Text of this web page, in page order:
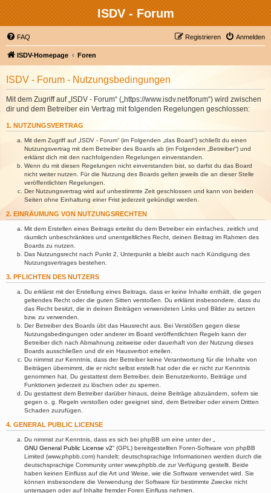
ISDV - Forum
FAQ Anmelden
Registrieren
ISDV-Homepage Foren
ISDV - Forum - Nutzungsbedingungen
Mit dem Zugriff auf „ISDV - Forum“ („https://www.isdv.net/forum“) wird zwischen
dir und dem Betreiber ein Vertrag mit folgenden Regelungen geschlossen:
1. NUTZUNGSVERTRAG
Mit dem Zugriff auf „ISDV - Forum“ (im Folgenden „das Board“) schließt du einen
Nutzungsvertrag mit dem Betreiber des Boards ab (im Folgenden „Betreiber“) und
erklärst dich mit den nachfolgenden Regelungen einverstanden.
Wenn du mit diesen Regelungen nicht einverstanden bist, so darfst du das Board
nicht weiter nutzen. Für die Nutzung des Boards gelten jeweils die an dieser Stelle
veröffentlichten Regelungen.
Der Nutzungsvertrag wird auf unbestimmte Zeit geschlossen und kann von beiden
Seiten ohne Einhaltung einer Frist jederzeit gekündigt werden.
2. EINRÄUMUNG VON NUTZUNGSRECHTEN
Mit dem Erstellen eines Beitrags erteilst du dem Betreiber ein einfaches, zeitlich und
räumlich unbeschränktes und unentgeltliches Recht, deinen Beitrag im Rahmen des
Boards zu nutzen.
Das Nutzungsrecht nach Punkt 2, Unterpunkt a bleibt auch nach Kündigung des
Nutzungsvertrages bestehen.
3. PFLICHTEN DES NUTZERS
Du erklärst mit der Erstellung eines Beitrags, dass er keine Inhalte enthält, die gegen
geltendes Recht oder die guten Sitten verstoßen. Du erklärst insbesondere, dass du
das Recht besitzt, die in deinen Beiträgen verwendeten Links und Bilder zu setzen
bzw. zu verwenden.
Der Betreiber des Boards übt das Hausrecht aus. Bei Verstößen gegen diese
Nutzungsbedingungen oder anderer im Board veröffentlichten Regeln kann der
Betreiber dich nach Abmahnung zeitweise oder dauerhaft von der Nutzung dieses
Boards ausschließen und dir ein Hausverbot erteilen.
Du nimmst zur Kenntnis, dass der Betreiber keine Verantwortung für die Inhalte von
Beiträgen übernimmt, die er nicht selbst erstellt hat oder die er nicht zur Kenntnis
genommen hat. Du gestattest dem Betreiber, dein Benutzerkonto, Beiträge und
Funktionen jederzeit zu löschen oder zu sperren.
Du gestattest dem Betreiber darüber hinaus, deine Beiträge abzuändern, sofern sie
gegen o. g. Regeln verstoßen oder geeignet sind, dem Betreiber oder einem Dritten
Schaden zuzufügen.
4. GENERAL PUBLIC LICENSE
Du nimmst zur Kenntnis, dass es sich bei phpBB um eine unter der „
GNU General Public License v2“ (GPL) bereitgestellten Foren-Software von phpBB
Limited (www.phpbb.com) handelt; deutschsprachige Informationen werden durch die
deutschsprachige Community unter www.phpbb.de zur Verfügung gestellt. Beide
haben keinen Einfluss auf die Art und Weise, wie die Software verwendet wird. Sie
können insbesondere die Verwendung der Software für bestimmte Zwecke nicht
untersagen oder auf Inhalte fremder Foren Einfluss nehmen.